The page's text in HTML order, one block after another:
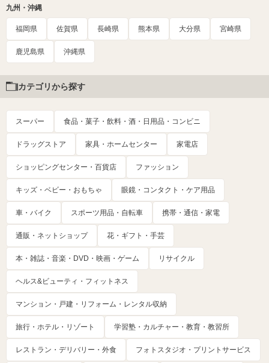
九州・沖縄
福岡県 佐賀県 長崎県 熊本県 大分県 宮崎県
鹿児島県 沖縄県
カテゴリから探す
スーパー 食品・菓子・飲料・酒・日用品・コンビニ
ドラッグストア 家具・ホームセンター 家電店
ショッピングセンター・百貨店 ファッション
キッズ・ベビー・おもちゃ 眼鏡・コンタクト・ケア用品
車・バイク スポーツ用品・自転車 携帯・通信・家電
通販・ネットショップ 花・ギフト・手芸
本・雑誌・音楽・DVD・映画・ゲーム リサイクル
ヘルス&ビューティ・フィットネス
マンション・戸建・リフォーム・レンタル収納
旅行・ホテル・リゾート 学習塾・カルチャー・教育・教習所
レストラン・デリバリー・外食 フォトスタジオ・プリントサービス